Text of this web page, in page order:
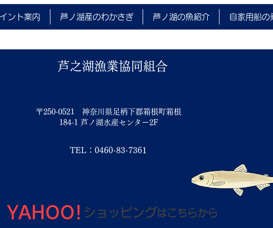
1,500ｇ
ント案内 芦ノ湖産のわかさぎ 芦ノ湖の魚紹介 自家用船の
芦之湖漁業協同組合
〒250-0521 神奈川県足柄下郡箱根町箱根
184-1 芦ノ湖水産センター2F
TEL：0460-83-7361
YAHOO! ショッピングはこちらから